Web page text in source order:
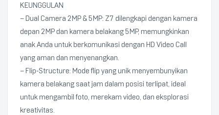
KEUNGGULAN
– Dual Camera 2MP & 5MP: Z7 dilengkapi dengan kamera
depan 2MP dan kamera belakang 5MP, memungkinkan
anak Anda untuk berkomunikasi dengan HD Video Call
yang aman dan menyenangkan.
– Flip-Structure: Mode flip yang unik menyembunyikan
kamera belakang saat jam dalam posisi terlipat, ideal
untuk mengambil foto, merekam video, dan eksplorasi
kreativitas.